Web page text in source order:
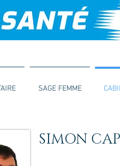
SAGE FEMME
SIMON